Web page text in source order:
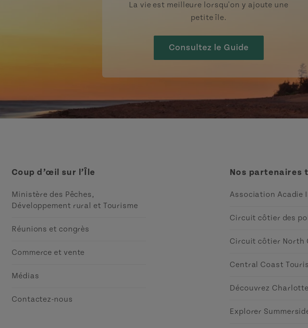
La vie est meilleure lorsqu'on y ajoute une
petite île.
Consultez le Guide
Coup d’œil sur l’Île
Ministère des Pêches,
Développement rural et Tourisme
Réunions et congrès
Commerce et vente
Médias
Contactez-nous
Nos partenaires
Association Acadie
Circuit côtier des
Circuit côtier North
Central Coast
Découvrez
Explorer